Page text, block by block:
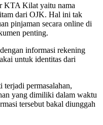
KTA Kilat yaitu nama
dari OJK. Hal ini tak
pinjaman secara online di
penting.
informasi rekening
untuk identitas dari
terjadi permasalahan,
yang dimiliki dalam waktu
tersebut bakal diunggah